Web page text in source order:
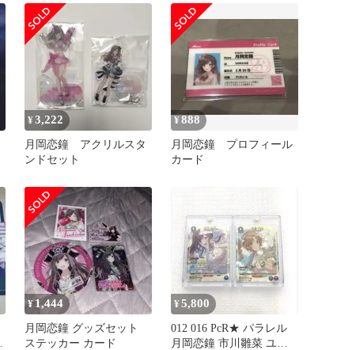
¥3,222
月岡恋鐘 アクリルスタ
ンドセット
¥888
月岡恋鐘 プロフィール
カード
¥1,444
月岡恋鐘 グッズセット
ステッカー カード
¥5,800
012 016 PcR★ パラレル
月岡恋鐘 市川雛菜 ユニ